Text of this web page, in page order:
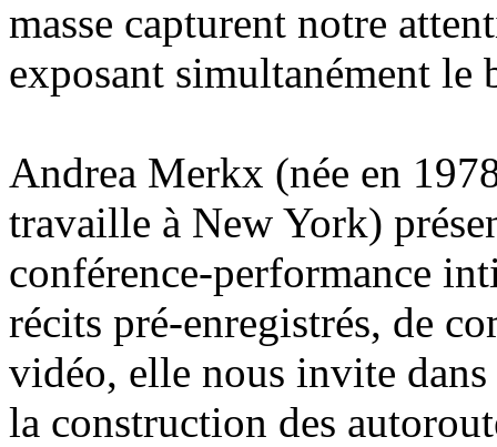
masse capturent notre
exposant simultanément le
Andrea Merkx (née en
travaille à New York)
conférence-performance
récits pré-enregistrés, de
vidéo, elle nous invite
la construction des